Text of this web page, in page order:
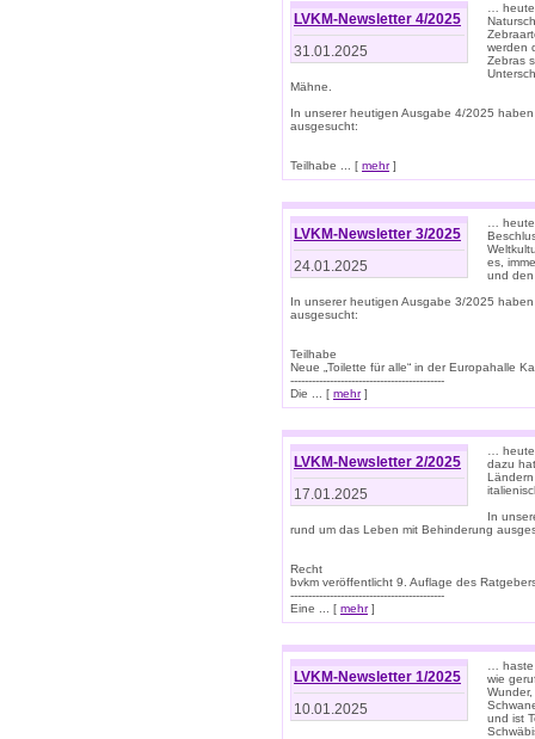
LVKM-Newsletter 4/2025
31.01.2025
…
werden
Zebras
Mähne.
In unserer heutigen Ausgabe 4/2025
ausgesucht:
Teilhabe ... [ mehr]
LVKM-Newsletter 3/2025
24.01.2025
…
es,
und
In unserer heutigen Ausgabe 3/2025
ausgesucht:
Teilhabe
Neue „Toilette für alle“ in der Europahalle
-------------------------------------------
Die ... [ mehr]
LVKM-Newsletter 2/2025
17.01.2025
…
dazu
In
rund um das Leben mit Behinderung
Recht
bvkm veröffentlicht 9. Auflage des
-------------------------------------------
Eine ... [ mehr]
LVKM-Newsletter 1/2025
10.01.2025
…
wie
und ist